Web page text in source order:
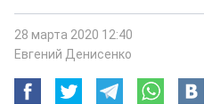
28 марта 2020 12:40
Евгений Денисенко